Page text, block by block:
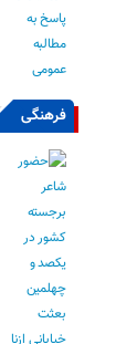
فرهنگی